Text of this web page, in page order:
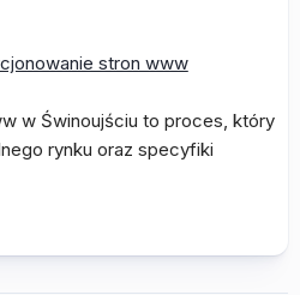
stron www
w Świnoujściu to proces, który
rynku oraz specyfiki